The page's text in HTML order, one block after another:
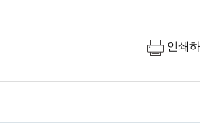
인쇄